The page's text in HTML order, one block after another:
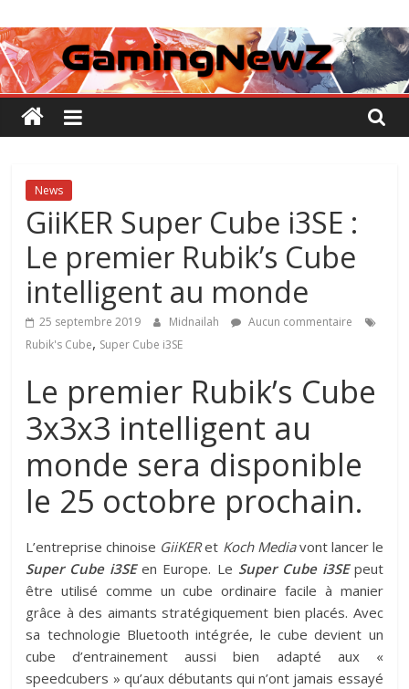
au
contenu
GamingNewZ
Tests
et
Actu
des
vidéo
News
GiiKER Super Cube i3SE :
Le premier Rubik’s Cube
intelligent au monde
25 septembre 2019 Midnailah
Aucun commentaire
Rubik's Cube, Super Cube i3SE
Le premier Rubik’s Cube
3x3x3 intelligent au
monde sera disponible
le 25 octobre prochain.
L’entreprise chinoise GiiKERet Koch Mediavont lancer le
Super Cube i3SEen Europe. Le Super Cube i3SEpeut
être utilisé comme un cube ordinaire facile à manier
grâce à des aimants stratégiquement bien placés. Avec
sa technologie Bluetooth intégrée, le cube devient un
cube d’entrainement aussi bien adapté aux «
speedcubers » qu’aux débutants qui n’ont jamais essayé